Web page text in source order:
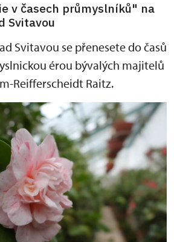
v časech průmyslníků" na
Svitavou
Svitavou se přenesete do časů
érou bývalých majitelů
Reifferscheidt Raitz.